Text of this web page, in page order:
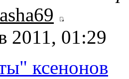
2011, 01:29
ксенонов